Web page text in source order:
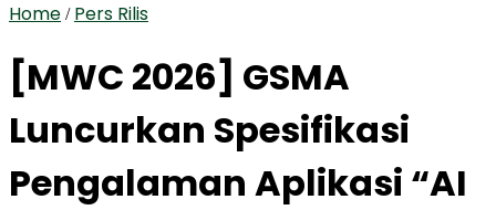
Home / Pers Rilis
[MWC 2026] GSMA
Luncurkan Spesifikasi
Pengalaman Aplikasi “AI